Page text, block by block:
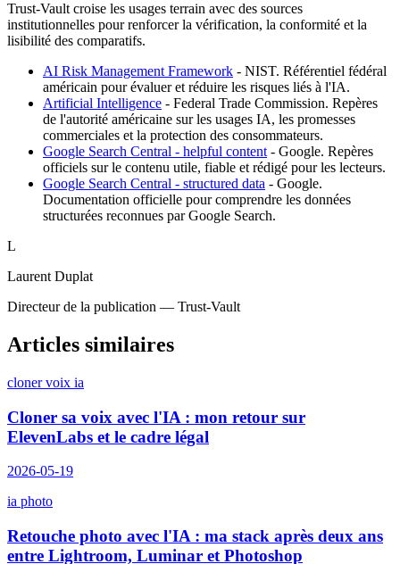
Trust-Vault croise les usages terrain avec des sources
institutionnelles pour renforcer la vérification, la conformité et la
lisibilité des comparatifs.
AI Risk Management Framework - NIST. Référentiel fédéral
américain pour évaluer et réduire les risques liés à l'IA.
Artificial Intelligence - Federal Trade Commission. Repères
de l'autorité américaine sur les usages IA, les promesses
commerciales et la protection des consommateurs.
Google Search Central - helpful content - Google. Repères
officiels sur le contenu utile, fiable et rédigé pour les lecteurs.
Google Search Central - structured data - Google.
Documentation officielle pour comprendre les données
structurées reconnues par Google Search.
L
Laurent Duplat
Directeur de la publication — Trust-Vault
Articles similaires
cloner voix ia
Cloner sa voix avec l'IA : mon retour sur
ElevenLabs et le cadre légal
2026-05-19
ia photo
Retouche photo avec l'IA : ma stack après deux ans
entre Lightroom, Luminar et Photoshop